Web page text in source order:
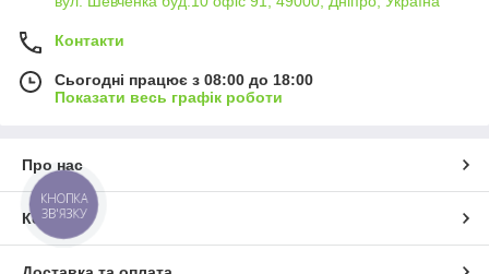
Контакти
Сьогодні працює з 08:00 до 18:00
Показати весь графік роботи
Про нас
Контакти
КНОПКА
ЗВ'ЯЗКУ